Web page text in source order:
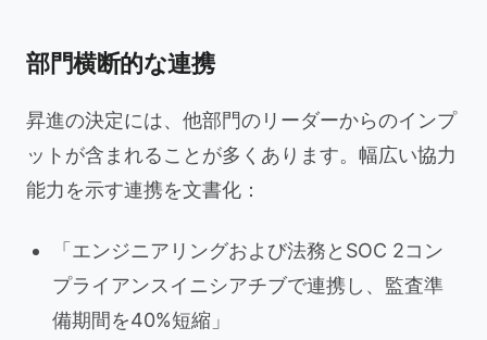
部門横断的な連携
昇進の決定には、他部門のリーダーからのインプ
ットが含まれることが多くあります。幅広い協力
能力を示す連携を文書化：
「エンジニアリングおよび法務とSOC 2コン
プライアンスイニシアチブで連携し、監査準
備期間を40%短縮」